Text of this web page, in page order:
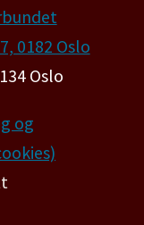
0182 Oslo
Oslo
og